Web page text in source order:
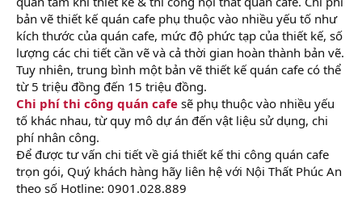
bản vẽ thiết kế quán cafe phụ thuộc vào nhiều yếu tố như
kích thước của quán cafe, mức độ phức tạp của thiết kế, số
lượng các chi tiết cần vẽ và cả thời gian hoàn thành bản vẽ.
Tuy nhiên, trung bình một bản vẽ thiết kế quán cafe có thể
từ 5 triệu đồng đến 15 triệu đồng.
Chi phí thi công quán cafe sẽ phụ thuộc vào nhiều yếu
tố khác nhau, từ quy mô dự án đến vật liệu sử dụng, chi
phí nhân công.
Để được tư vấn chi tiết về giá thiết kế thi công quán cafe
trọn gói, Quý khách hàng hãy liên hệ với Nội Thất Phúc An
theo số Hotline: 0901.028.889